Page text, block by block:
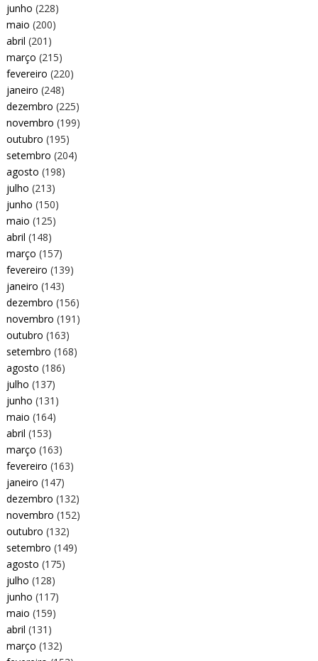
junho (228)
maio (200)
abril (201)
março (215)
fevereiro (220)
janeiro (248)
dezembro (225)
novembro (199)
outubro (195)
setembro (204)
agosto (198)
julho (213)
junho (150)
maio (125)
abril (148)
março (157)
fevereiro (139)
janeiro (143)
dezembro (156)
novembro (191)
outubro (163)
setembro (168)
agosto (186)
julho (137)
junho (131)
maio (164)
abril (153)
março (163)
fevereiro (163)
janeiro (147)
dezembro (132)
novembro (152)
outubro (132)
setembro (149)
agosto (175)
julho (128)
junho (117)
maio (159)
abril (131)
março (132)